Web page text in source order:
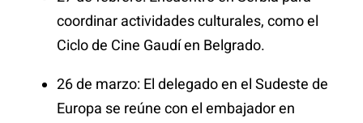
coordinar actividades culturales, como el
Ciclo de Cine Gaudí en Belgrado.
26 de marzo: El delegado en el Sudeste de
Europa se reúne con el embajador en